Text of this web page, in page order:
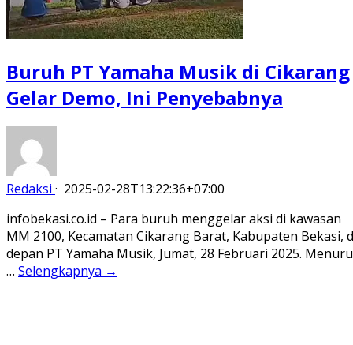
Buruh PT Yamaha Musik di Cikarang
Gelar Demo, Ini Penyebabnya
Redaksi · 2025-02-28T13:22:36+07:00
infobekasi.co.id – Para buruh menggelar aksi di kawasan
MM 2100, Kecamatan Cikarang Barat, Kabupaten Bekasi,
depan PT Yamaha Musik, Jumat, 28 Februari 2025.
… Selengkapnya →